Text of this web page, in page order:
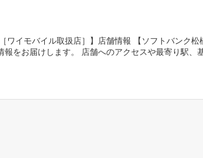
ワイモバイル取扱店］】店舗情報 【ソフトバンク松
報をお届けします。 店舗へのアクセスや最寄り駅、